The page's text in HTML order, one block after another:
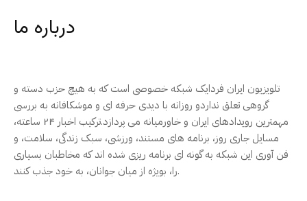
درباره ما
تلویزیون ایران فردایک شبکه خصوصی است که به هیچ حزب دسته و
گروهی تعلق نداردو روزانه با دیدی حرفه ای و موشکافانه به بررسی
مهمترین رویدادهای ایران و خاورمیانه می پردازد.ترکیب اخبار ۲۴ ساعته،
مسایل جاری روز، برنامه های مستند، ورزشی، سبک زندگی، سلامت، و
فن آوری این شبکه به گونه ای برنامه ریزی شده اند که مخاطبان بسیاری
را، بویژه از میان جوانان، به خود جذب کنند.